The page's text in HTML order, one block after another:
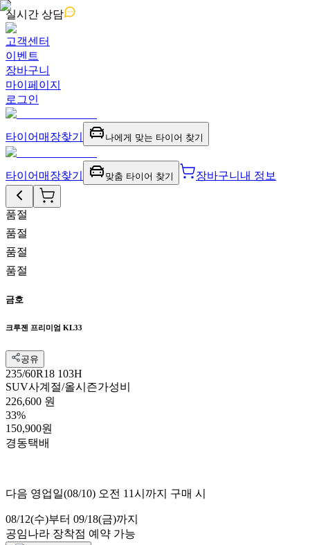
실시간 상담
고객센터
이벤트
장바구니
마이페이지
로그인
타이어 매장찾기 나에게 맞는 타이어 찾기
타이어 매장찾기 맞춤 타이어 찾기 장바구니 내 정보
품절
품절
품절
품절
금호
크루젠 프리미엄 KL33
공유
235/60R18 103H
SUV사계절/올시즌가성비
226,600 원
33%
150,900원
경동택배
다음 영업일(08/10) 오전 11시까지 구매 시
08/12(수)부터 09/18(금)까지
공임나라 장착점 예약 가능